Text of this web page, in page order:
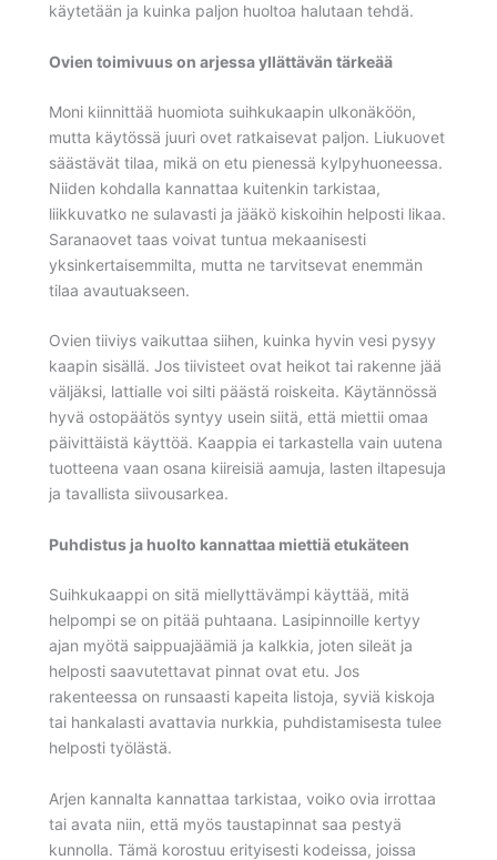
käytetään ja kuinka paljon huoltoa halutaan tehdä.
Ovien toimivuus on arjessa yllättävän tärkeää
Moni kiinnittää huomiota suihkukaapin ulkonäköön,
mutta käytössä juuri ovet ratkaisevat paljon. Liukuovet
säästävät tilaa, mikä on etu pienessä kylpyhuoneessa.
Niiden kohdalla kannattaa kuitenkin tarkistaa,
liikkuvatko ne sulavasti ja jääkö kiskoihin helposti likaa.
Saranaovet taas voivat tuntua mekaanisesti
yksinkertaisemmilta, mutta ne tarvitsevat enemmän
tilaa avautuakseen.
Ovien tiiviys vaikuttaa siihen, kuinka hyvin vesi pysyy
kaapin sisällä. Jos tiivisteet ovat heikot tai rakenne jää
väljäksi, lattialle voi silti päästä roiskeita. Käytännössä
hyvä ostopäätös syntyy usein siitä, että miettii omaa
päivittäistä käyttöä. Kaappia ei tarkastella vain uutena
tuotteena vaan osana kiireisiä aamuja, lasten iltapesuja
ja tavallista siivousarkea.
Puhdistus ja huolto kannattaa miettiä etukäteen
Suihkukaappi on sitä miellyttävämpi käyttää, mitä
helpompi se on pitää puhtaana. Lasipinnoille kertyy
ajan myötä saippuajäämiä ja kalkkia, joten sileät ja
helposti saavutettavat pinnat ovat etu. Jos
rakenteessa on runsaasti kapeita listoja, syviä kiskoja
tai hankalasti avattavia nurkkia, puhdistamisesta tulee
helposti työlästä.
Arjen kannalta kannattaa tarkistaa, voiko ovia irrottaa
tai avata niin, että myös taustapinnat saa pestyä
kunnolla. Tämä korostuu erityisesti kodeissa, joissa